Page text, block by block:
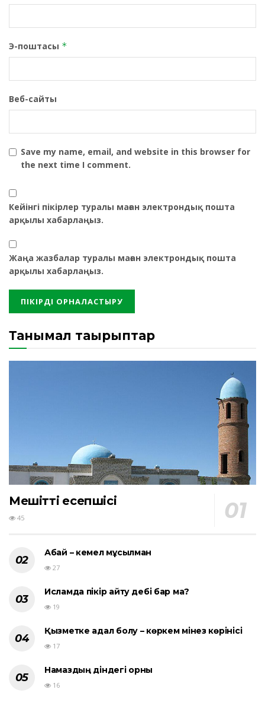
Э-поштасы *
Веб-сайты
Save my name, email, and website in this browser for
the next time I comment.
Кейінгі пікірлер туралы маған электрондық пошта
арқылы хабарлаңыз.
Жаңа жазбалар туралы маған электрондық пошта
арқылы хабарлаңыз.
Танымал тақырыптар
Мешіттің есепшісі
45
Абай – кемел мұсылман
27
Исламда пікір айту әдебі бар ма?
19
Қызметке адал болу – көркем мінез көрінісі
17
Намаздың діндегі орны
16